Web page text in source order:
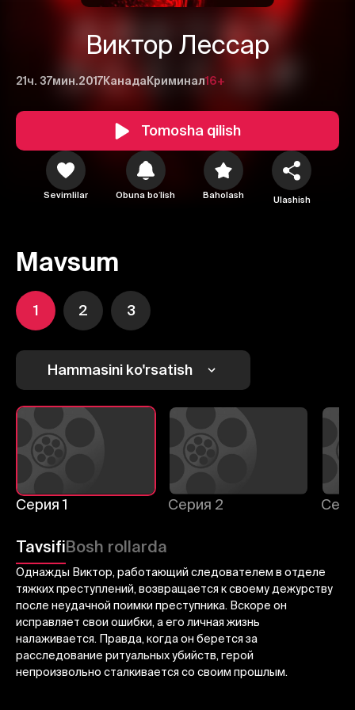
Виктор Лессар
21ч. 37мин.2017Канада Криминал16+
Tomosha qilish
Sevimlilar Obuna boʻlish Baholash Ulashish
Mavsum
1 2 3
Hammasini ko'rsatish
Серия 1 Серия 2
TavsifiBosh rollarda
Однажды Виктор, работающий следователем в отделе
тяжких преступлений, возвращается к своему дежурству
после неудачной поимки преступника. Вскоре он
исправляет свои ошибки, а его личная жизнь
налаживается. Правда, когда он берется за
расследование ритуальных убийств, герой
непроизвольно сталкивается со своим прошлым.
1 2
Yuborish